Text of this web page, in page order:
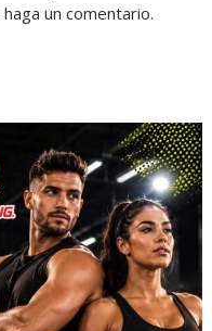
un comentario.